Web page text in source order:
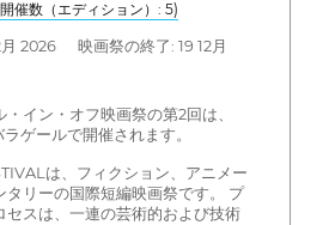
催数（エディション）: 5)
月 2026 映画祭の終了: 19 12月
イン・オフ映画祭の第2回は、
ゲールで開催されます。
は、フィクション、アニメー
タリーの国際短編映画祭です。 プ
セスは、一連の芸術的および技術